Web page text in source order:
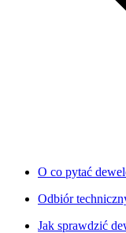
O co pytać
Odbiór
Jak sprawdzić